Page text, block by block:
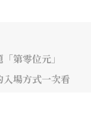
第零位元」
場方式一次看